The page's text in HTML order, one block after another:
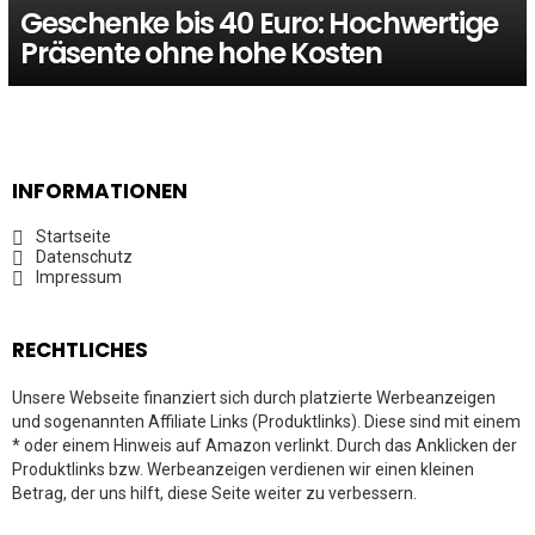
Geschenke bis 40 Euro: Hochwertige
Präsente ohne hohe Kosten
INFORMATIONEN
Startseite
Datenschutz
Impressum
RECHTLICHES
Unsere Webseite finanziert sich durch platzierte Werbeanzeigen
und sogenannten Affiliate Links (Produktlinks). Diese sind mit einem
* oder einem Hinweis auf Amazon verlinkt. Durch das Anklicken der
Produktlinks bzw. Werbeanzeigen verdienen wir einen kleinen
Betrag, der uns hilft, diese Seite weiter zu verbessern.